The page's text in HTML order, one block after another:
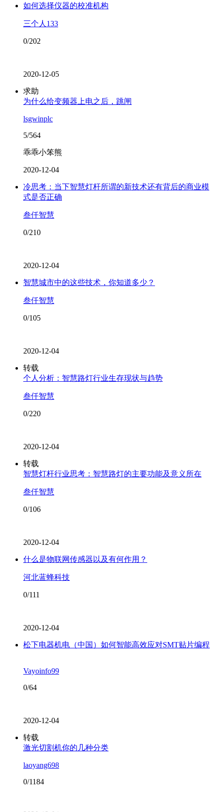
如何选择仪器的校准机构
三个人133
0/202
2020-12-05
求助
为什么给变频器上电之后，跳闸
lsgwinplc
5/564
乖乖小笨熊
2020-12-04
冷思考：当下智慧灯杆所谓的新技术还有背后的商业模
式是否正确
叁仟智慧
0/210
2020-12-04
智慧城市中的这些技术，你知道多少？
叁仟智慧
0/105
2020-12-04
转载
个人分析：智慧路灯行业生存现状与趋势
叁仟智慧
0/220
2020-12-04
转载
智慧灯杆行业思考：智慧路灯的主要功能及意义所在
叁仟智慧
0/106
2020-12-04
什么是物联网传感器以及有何作用？
河北蓝蜂科技
0/111
2020-12-04
松下电器机电（中国）如何智能高效应对SMT贴片编程
Vayoinfo99
0/64
2020-12-04
转载
激光切割机你的几种分类
laoyang698
0/1184